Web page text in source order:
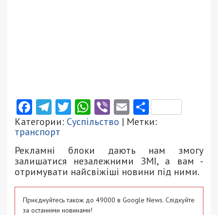
Facebook
Telegram
Twitter
WhatsApp
ViberEmail
Категории: Суспільство | Метки:
транспорт
Рекламні блоки дають нам змогу
залишатися незалежними ЗМІ, а вам -
отримувати найсвіжіші новини під ними.
Приєднуйтесь також до 49000 в Google News. Слідкуйте
за останніми новинами!